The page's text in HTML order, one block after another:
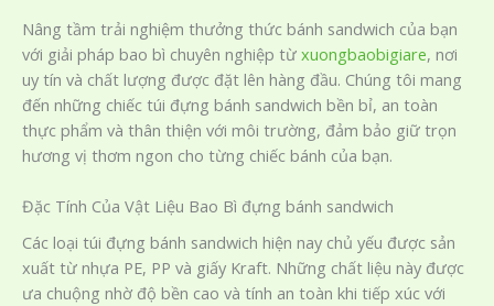
Nâng tầm trải nghiệm thưởng thức bánh sandwich của bạn
với giải pháp bao bì chuyên nghiệp từ xuongbaobigiare, nơi
uy tín và chất lượng được đặt lên hàng đầu. Chúng tôi mang
đến những chiếc túi đựng bánh sandwich bền bỉ, an toàn
thực phẩm và thân thiện với môi trường, đảm bảo giữ trọn
hương vị thơm ngon cho từng chiếc bánh của bạn.
Đặc Tính Của Vật Liệu Bao Bì đựng bánh sandwich
Các loại túi đựng bánh sandwich hiện nay chủ yếu được sản
xuất từ nhựa PE, PP và giấy Kraft. Những chất liệu này được
ưa chuộng nhờ độ bền cao và tính an toàn khi tiếp xúc với